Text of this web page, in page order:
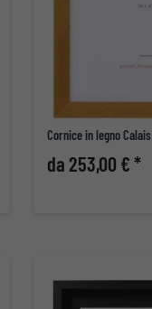
Cornice in legno Calais
da 253,00 € *